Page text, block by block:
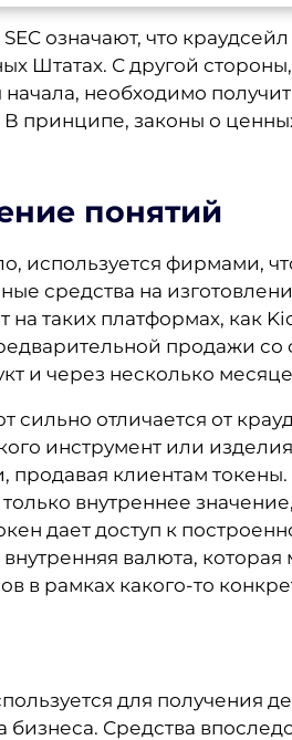
означают, что
Штатах. С другой
необходимо
В принципе, законы о
понятий
используется фирмами,
средства на
на таких платформах, как
продажи
и через несколько
сильно отличается от
инструмент или
продавая клиентам
внутреннее
дает доступ к
валюта,
в рамках какого-то
для получения
бизнеса. Средства